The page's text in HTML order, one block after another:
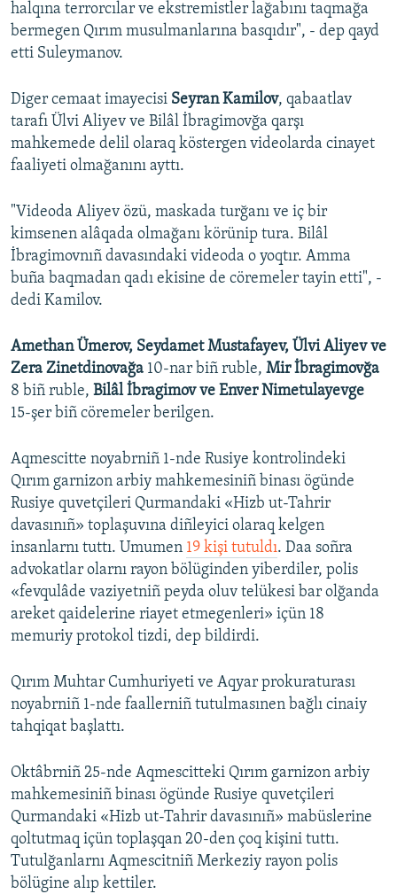
halqına terrorcılar ve ekstremistler lağabını taqmağa
bermegen Qırım musulmanlarına basqıdır", - dep qayd
etti Suleymanov.
Diger cemaat imayecisi Seyran Kamilov, qabaatlav
tarafı Ülvi Aliyev ve Bilâl İbragimovğa qarşı
mahkemede delil olaraq köstergen videolarda cinayet
faaliyeti olmağanını ayttı.
"Videoda Aliyev özü, maskada turğanı ve iç bir
kimsenen alâqada olmağanı körünip tura. Bilâl
İbragimovnıñ davasındaki videoda o yoqtır. Amma
buña baqmadan qadı ekisine de cöremeler tayin etti", -
dedi Kamilov.
Amethan Ümerov, Seydamet Mustafayev, Ülvi Aliyev ve
Zera Zinetdinovağa 10-nar biñ ruble, Mir İbragimovğa
8 biñ ruble, Bilâl İbragimov ve Enver Nimetulayevge
15-şer biñ cöremeler berilgen.
Aqmescitte noyabrniñ 1-nde Rusiye kontrolindeki
Qırım garnizon arbiy mahkemesiniñ binası ögünde
Rusiye quvetçileri Qurmandaki «Hizb ut-Tahrir
davasınıñ» toplaşuvına diñleyici olaraq kelgen
insanlarnı tuttı. Umumen 19 kişi tutuldı. Daa soñra
advokatlar olarnı rayon bölüginden yiberdiler, polis
«fevqulâde vaziyetniñ peyda oluv telükesi bar olğanda
areket qaidelerine riayet etmegenleri» içün 18
memuriy protokol tizdi, dep bildirdi.
Qırım Muhtar Cumhuriyeti ve Aqyar prokuraturası
noyabrniñ 1-nde faallerniñ tutulmasınen bağlı cinaiy
tahqiqat başlattı.
Oktâbrniñ 25-nde Aqmescitteki Qırım garnizon arbiy
mahkemesiniñ binası ögünde Rusiye quvetçileri
Qurmandaki «Hizb ut-Tahrir davasınıñ» mabüslerine
qoltutmaq içün toplaşqan 20-den çoq kişini tuttı.
Tutulğanlarnı Aqmescitniñ Merkeziy rayon polis
bölügine alıp kettiler.